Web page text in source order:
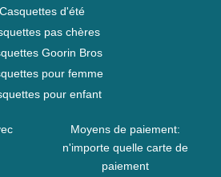
Casquettes d'été
pas chères
Goorin Bros
pour femme
pour enfant
Moyens de paiement:
n'importe quelle carte de
paiement